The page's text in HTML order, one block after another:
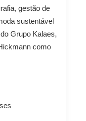
gestão de
sustentável
Grupo Kalaes,
como